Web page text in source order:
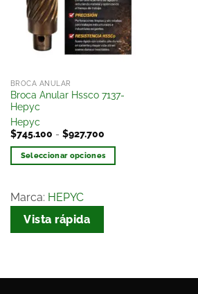
de
deseos
BROCA ANULAR
Broca Anular Hssco 7137-
Hepyc
Hepyc
$745.100 - $927.700
Seleccionar opciones
Marca: HEPYC
Vista rápida